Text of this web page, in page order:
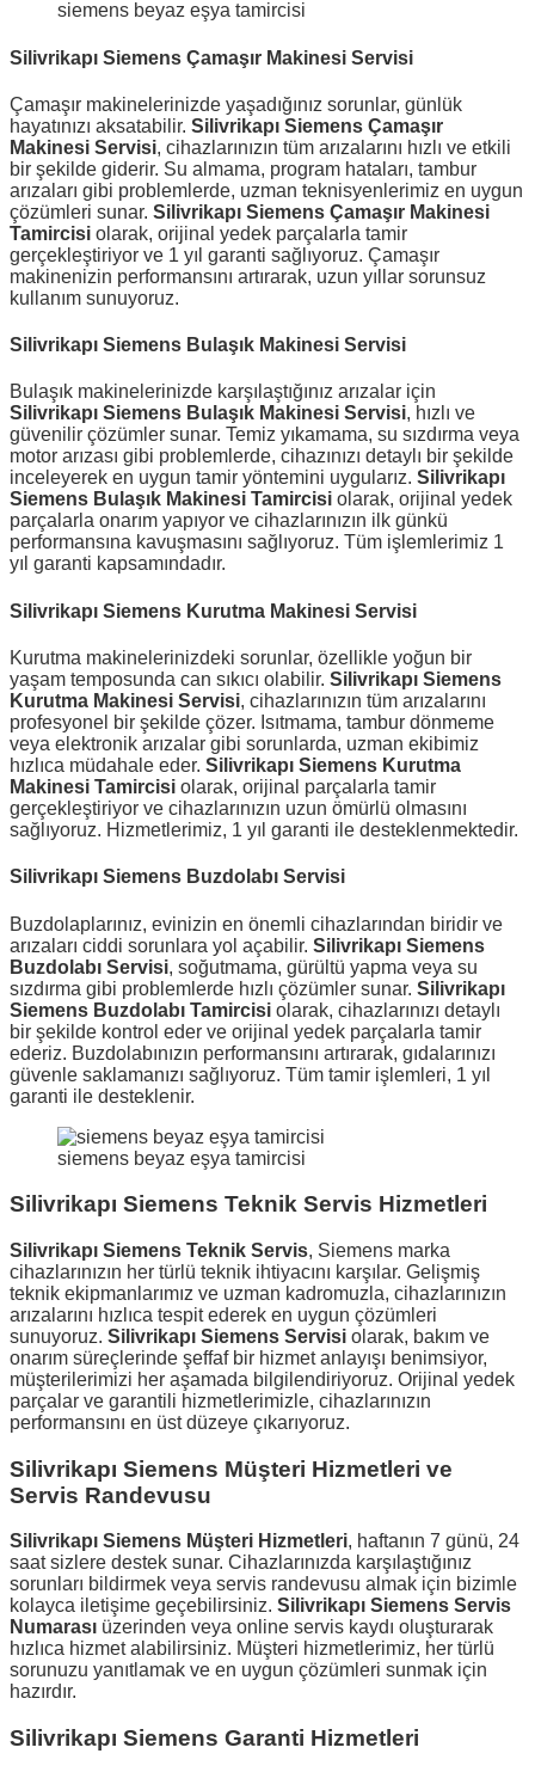
siemens beyaz eşya tamircisi
Silivrikapı Siemens Çamaşır Makinesi Servisi
Çamaşır makinelerinizde yaşadığınız sorunlar, günlük
hayatınızı aksatabilir. Silivrikapı Siemens Çamaşır
Makinesi Servisi, cihazlarınızın tüm arızalarını hızlı ve etkili
bir şekilde giderir. Su almama, program hataları, tambur
arızaları gibi problemlerde, uzman teknisyenlerimiz en uygun
çözümleri sunar. Silivrikapı Siemens Çamaşır Makinesi
Tamircisi olarak, orijinal yedek parçalarla tamir
gerçekleştiriyor ve 1 yıl garanti sağlıyoruz. Çamaşır
makinenizin performansını artırarak, uzun yıllar sorunsuz
kullanım sunuyoruz.
Silivrikapı Siemens Bulaşık Makinesi Servisi
Bulaşık makinelerinizde karşılaştığınız arızalar için
Silivrikapı Siemens Bulaşık Makinesi Servisi, hızlı ve
güvenilir çözümler sunar. Temiz yıkamama, su sızdırma veya
motor arızası gibi problemlerde, cihazınızı detaylı bir şekilde
inceleyerek en uygun tamir yöntemini uygularız. Silivrikapı
Siemens Bulaşık Makinesi Tamircisi olarak, orijinal yedek
parçalarla onarım yapıyor ve cihazlarınızın ilk günkü
performansına kavuşmasını sağlıyoruz. Tüm işlemlerimiz 1
yıl garanti kapsamındadır.
Silivrikapı Siemens Kurutma Makinesi Servisi
Kurutma makinelerinizdeki sorunlar, özellikle yoğun bir
yaşam temposunda can sıkıcı olabilir. Silivrikapı Siemens
Kurutma Makinesi Servisi, cihazlarınızın tüm arızalarını
profesyonel bir şekilde çözer. Isıtmama, tambur dönmeme
veya elektronik arızalar gibi sorunlarda, uzman ekibimiz
hızlıca müdahale eder. Silivrikapı Siemens Kurutma
Makinesi Tamircisi olarak, orijinal parçalarla tamir
gerçekleştiriyor ve cihazlarınızın uzun ömürlü olmasını
sağlıyoruz. Hizmetlerimiz, 1 yıl garanti ile desteklenmektedir.
Silivrikapı Siemens Buzdolabı Servisi
Buzdolaplarınız, evinizin en önemli cihazlarından biridir ve
arızaları ciddi sorunlara yol açabilir. Silivrikapı Siemens
Buzdolabı Servisi, soğutmama, gürültü yapma veya su
sızdırma gibi problemlerde hızlı çözümler sunar. Silivrikapı
Siemens Buzdolabı Tamircisi olarak, cihazlarınızı detaylı
bir şekilde kontrol eder ve orijinal yedek parçalarla tamir
ederiz. Buzdolabınızın performansını artırarak, gıdalarınızı
güvenle saklamanızı sağlıyoruz. Tüm tamir işlemleri, 1 yıl
garanti ile desteklenir.
siemens beyaz eşya tamircisi
Silivrikapı Siemens Teknik Servis Hizmetleri
Silivrikapı Siemens Teknik Servis, Siemens marka
cihazlarınızın her türlü teknik ihtiyacını karşılar. Gelişmiş
teknik ekipmanlarımız ve uzman kadromuzla, cihazlarınızın
arızalarını hızlıca tespit ederek en uygun çözümleri
sunuyoruz. Silivrikapı Siemens Servisi olarak, bakım ve
onarım süreçlerinde şeffaf bir hizmet anlayışı benimsiyor,
müşterilerimizi her aşamada bilgilendiriyoruz. Orijinal yedek
parçalar ve garantili hizmetlerimizle, cihazlarınızın
performansını en üst düzeye çıkarıyoruz.
Silivrikapı Siemens Müşteri Hizmetleri ve
Servis Randevusu
Silivrikapı Siemens Müşteri Hizmetleri, haftanın 7 günü, 24
saat sizlere destek sunar. Cihazlarınızda karşılaştığınız
sorunları bildirmek veya servis randevusu almak için bizimle
kolayca iletişime geçebilirsiniz. Silivrikapı Siemens Servis
Numarası üzerinden veya online servis kaydı oluşturarak
hızlıca hizmet alabilirsiniz. Müşteri hizmetlerimiz, her türlü
sorunuzu yanıtlamak ve en uygun çözümleri sunmak için
hazırdır.
Silivrikapı Siemens Garanti Hizmetleri